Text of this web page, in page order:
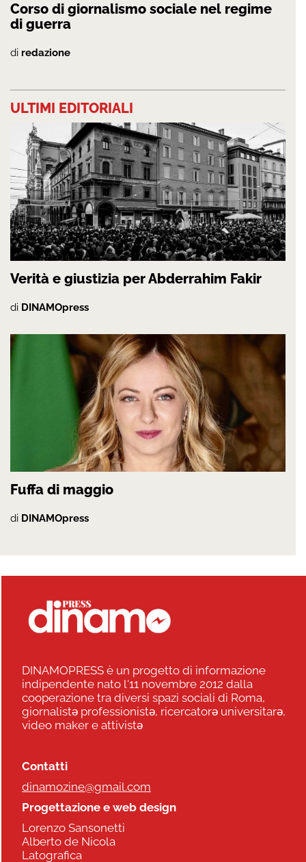
Corso di giornalismo sociale nel regime
di guerra
di redazione
ULTIMI EDITORIALI
Verità e giustizia per Abderrahim Fakir
di DINAMOpress
Fuffa di maggio
di DINAMOpress
DINAMOPRESS è un progetto di informazione
indipendente nato l'11 novembre 2012 dalla
cooperazione tra diversi spazi sociali di Roma,
giornalistə professionistə, ricercatorə universitarə,
video maker e attivistə
Contatti
dinamozine@gmail.com
Progettazione e web design
Lorenzo Sansonetti
Alberto de Nicola
Latografica